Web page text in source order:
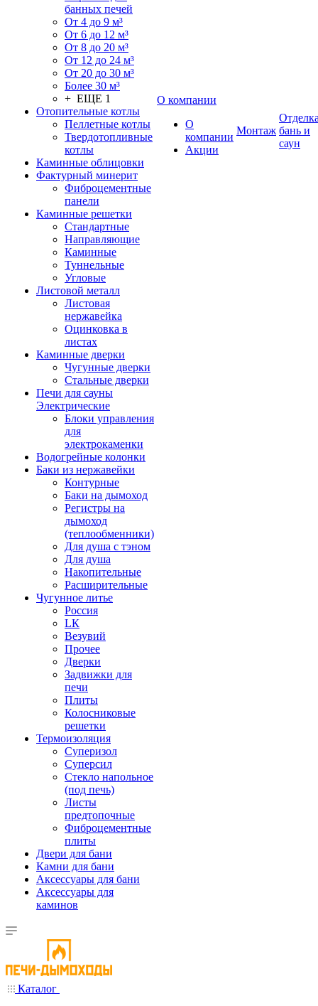
банных печей
От 4 до 9 м³
От 6 до 12 м³
От 8 до 20 м³
От 12 до 24 м³
От 20 до 30 м³
Более 30 м³
+ ЕЩЕ 1
Отопительные котлы
Пеллетные котлы
Твердотопливные
котлы
Каминные облицовки
Фактурный минерит
Фиброцементные
панели
Каминные решетки
Стандартные
Направляющие
Каминные
Туннельные
Угловые
Листовой металл
Листовая
нержавейка
Оцинковка в
листах
Каминные дверки
Чугунные дверки
Стальные дверки
Печи для сауны
Электрические
Блоки управления
для
электрокаменки
Водогрейные колонки
Баки из нержавейки
Контурные
Баки на дымоход
Регистры на
дымоход
(теплообменники)
Для душа с тэном
Для душа
Накопительные
Расширительные
Чугунное литье
Россия
LК
Везувий
Прочее
Дверки
Задвижки для
печи
Плиты
Колосниковые
решетки
Термоизоляция
Суперизол
Суперсил
Стекло напольное
(под печь)
Листы
предтопочные
Фиброцементные
плиты
Двери для бани
Камни для бани
Аксессуары для бани
Аксессуары для
каминов
О компании
О
компании
Акции
Монтаж бань и
саун
Каталог